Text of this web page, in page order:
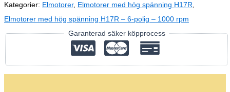
Kategorier: Elmotorer, Elmotorer med hög spänning H17R
Elmotorer med hög spänning H17R – 6-polig – 1000 rpm
Garanterad säker köpprocess